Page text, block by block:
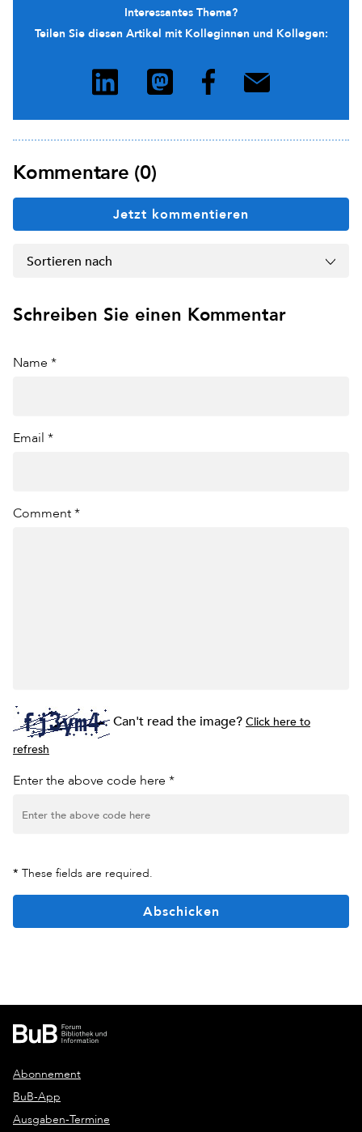
Interessantes Thema?
Teilen Sie diesen Artikel mit Kolleginnen und Kollegen:
Kommentare (0)
Jetzt kommentieren
Sortieren nach
Schreiben Sie einen Kommentar
Name *
Email *
Comment *
Can't read the image?Click here to
refresh
Enter the above code here *
* These fields are required.
Abschicken
Abonnement
BuB-App
Ausgaben-Termine